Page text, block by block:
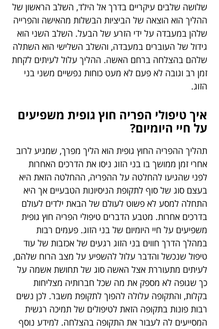
שלושה שלבים עיקריים בדרך אל הילד, השלב הראשון של
ההליך הוא הוצאה של הביציות הבשלות מהאישה והפרייה
שלהן במעבדה על ידי הזרע של הבעל. השלב השני הוא
גידול של העוברים במעבדה, והשלב השלישי הוא השתלה
שלהם בהצלחה ברחם האשה. ההליך עלול לעיתים לקחת
זמן רב וגובה לא פעם לא מעט כוחות נפשיים משני בני
הזוג.
איך טיפולי הפריה חוץ גופית משפיעים
על חיי היומיום?
תהליך ההפריה החוץ גופית הוא הליך מפרך, שמגיע לרוב
אחרי זמן ממושך בו בני הזוג ניסו את הדרכים האחרות
לפני שהגיעו להחלטה על ההפריה, ההחלטה הזאת היא
בעצם סוג של סוף לתקופת הניסיונות הטבעיים אך היא
התחלה למסע לא פשוט לעולם של הבאת ילדים לעולם
בדרכים אחרות. מטבע הדברים טיפולי הפריה חוץ גופית
משפיעים על חיי היומיום של בני הזוג. פעמים רבות
במהלך הדרך חווים בני הזוג רגעים של אכזבות של עוד
טיפול שנכשל והדבר עלול להשפיע על מצב הרוח שלהם,
לעיתים מתעוררת אצל האשה סוג של תחושת אשמה על
כך שגופה לא מספק את מה שכל חברותיה מצליחות
בקלות, והתקופה עלולה להפוך לתקופת משבר. לכן נשים
רבות פונות בתקופה הזאת לטיפולים של תמיכה רגשית
המסייעים לה לעבור את התקופה בהצלחה. למידע נוסף